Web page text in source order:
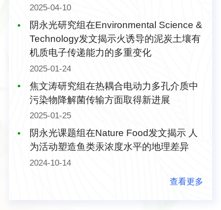
基于长江流域稻米产区13048组土壤PTE污...
2025-04-10
阴永光研究组在Environmental Science &
Technology发文揭示火诱导的泥炭土壤有
机质电子传递能力的多重变化
2025-01-24
焦文涛研究组在热耦合电动力多孔介质中
污染物降解菌传输方面取得新进展
2025-01-25
阴永光课题组在Nature Food发文揭示 人
为活动塑造鱼类汞浓度水平的地理差异
2024-10-14
查看更多